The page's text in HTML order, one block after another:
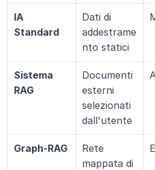
IA
Standard
Dati di
addestrame
nto statici
Sistema
RAG
Documenti
esterni
selezionati
dall'utente
Graph-RAG
Rete
mappata di